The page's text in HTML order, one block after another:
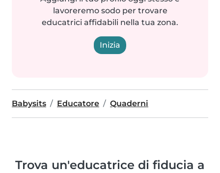
lavoreremo sodo per trovare
educatrici affidabili nella tua zona.
Inizia
Babysits Educatore Quaderni
Trova un'educatrice di fiducia a